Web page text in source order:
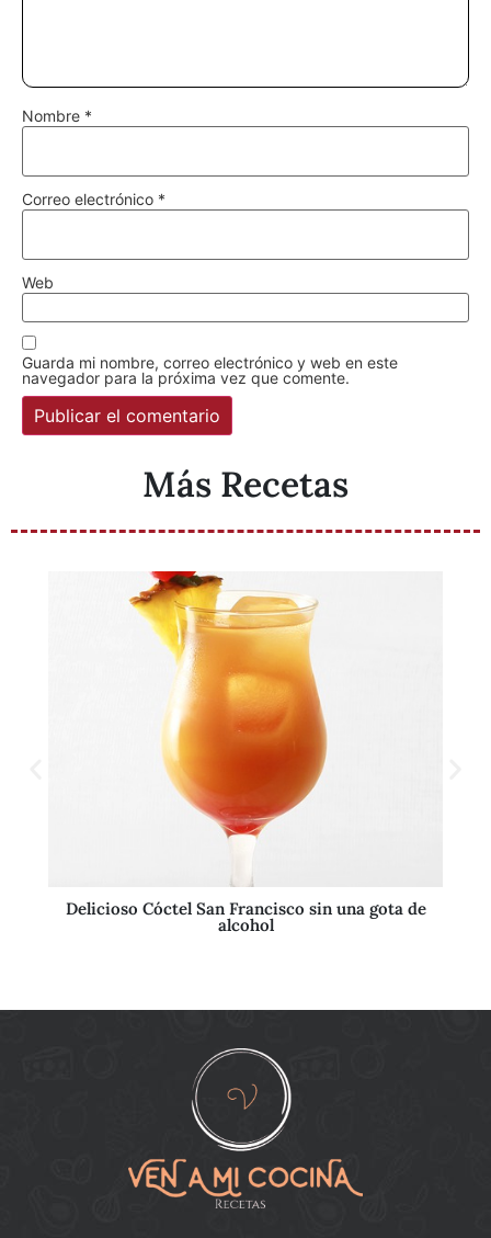
Nombre *
Correo electrónico *
Web
Guarda mi nombre, correo electrónico y web en este
navegador para la próxima vez que comente.
Más Recetas
Delicioso Cóctel San Francisco sin una gota de
alcohol